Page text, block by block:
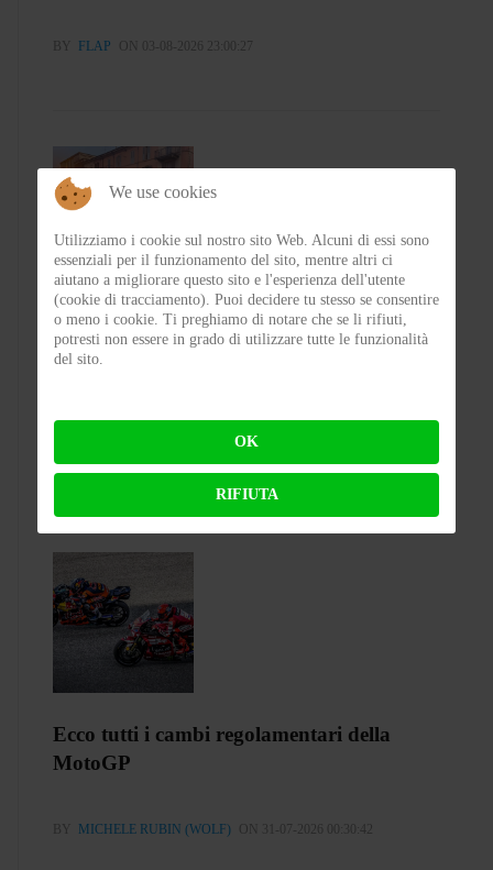
BY FLAP ON 03-08-2026 23:00:27
CASTELLEONE 2 WHEELS NIGHT -
Una notte d’estate, il cuore del borgo e una
Ecco tutti i cambi regolamentari della
MotoGP
BY MICHELE RUBIN (WOLF) ON 31-07-2026 00:30:42
We use cookies
Utilizziamo i cookie sul nostro sito Web. Alcuni di essi sono
essenziali per il funzionamento del sito, mentre altri ci
aiutano a migliorare questo sito e l'esperienza dell'utente
(cookie di tracciamento). Puoi decidere tu stesso se consentire
o meno i cookie. Ti preghiamo di notare che se li rifiuti,
potresti non essere in grado di utilizzare tutte le funzionalità
del sito.
OK
RIFIUTA